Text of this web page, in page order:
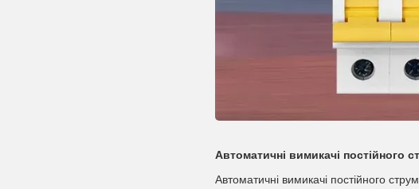
Автоматичні вимикачі постійного
Автоматичні вимикачі постійного